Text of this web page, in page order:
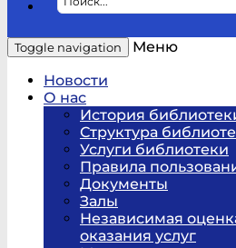
Toggle navigation
Меню
Новости
О нас
История
Структура
Услуги библиотеки
Правила
Документы
Залы
Независимая
оказания услуг